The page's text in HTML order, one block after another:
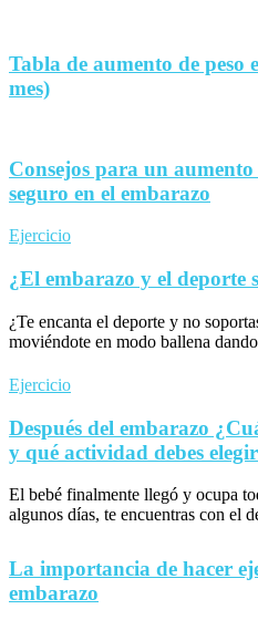
Tabla de aumento de peso
mes)
Consejos para un aumento
seguro en el embarazo
Ejercicio
¿El embarazo y el deporte
¿Te encanta el deporte y no
moviéndote en modo ballena
Ejercicio
Después del embarazo
y qué actividad debes
El bebé finalmente llegó y ocupa
algunos días, te encuentras con el
La importancia de hacer
embarazo